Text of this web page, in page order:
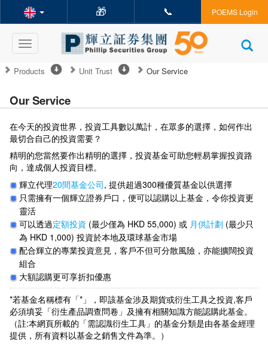
🎁 📞 POEMS Login
Toggle
navigation
Products Unit Trust Our Service
Our Service
在今天的投資世界，投資工具數以萬計，在眾多的選擇，如何作出
最切合自己的投資需要？
精明的您當然要作出精明的選擇，投資基金可助您輕易掌握投資路
向，達成個人投資目標。
輝立代理20間基金公司, 提供超過300種優質基金以供選擇
只需擁有一個輝立證券戶口，便可以認購以上基金，令你投資更
靈活
可以透過定額投資 (最少僅為 HKD 55,000) 或 月供計劃 (最少只
為 HKD 1,000) 投資於本地及環球基金市場
配合輝立的專業投資意見，客戶不但可分散風險，亦能擴闊投資
組合
大額認購更可享折扣優惠
*若基金名稱標有「*」，即該基金涉及期貨或衍生工具之投資,客戶
必須填妥「衍生產品調查問卷」及擁有相關知識方能認購此基金。
（註:本網頁所載的「需認識衍生工具」的基金分類是由各基金經理
提供，所有資料以基金之銷售文件為準。）